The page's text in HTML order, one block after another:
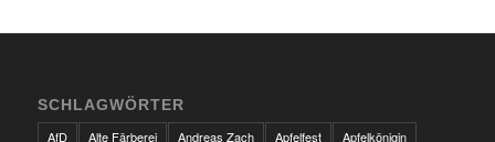
SCHLAGWÖRTER
AfD
Alte Färberei Andreas Zach Apfelfest
Apfelkönigin